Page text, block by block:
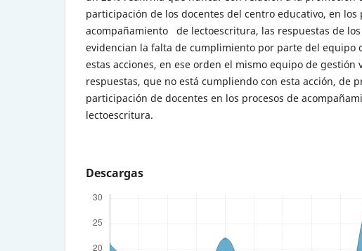
participación de los docentes del centro educativo, en los
acompañamiento de lectoescritura, las respuestas de los
evidencian la falta de cumplimiento por parte del equipo
estas acciones, en ese orden el mismo equipo de gestión
respuestas, que no está cumpliendo con esta acción, de
participación de docentes en los procesos de
lectoescritura.
Descargas